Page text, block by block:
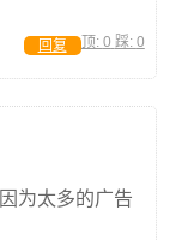
顶: 0 踩: 0
回复
为太多的广告